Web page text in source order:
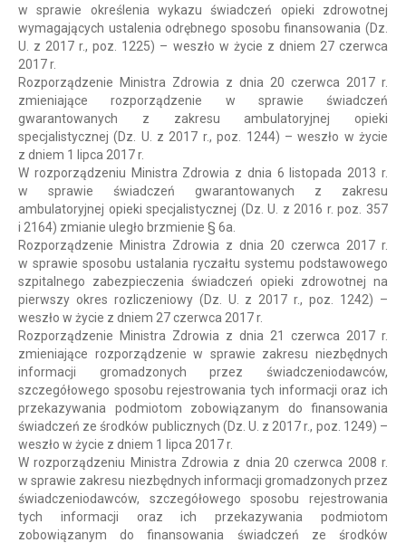
w sprawie określenia wykazu świadczeń opieki zdrowotnej
wymagających ustalenia odrębnego sposobu finansowania (Dz.
U. z 2017 r., poz. 1225) – weszło w życie z dniem 27 czerwca
2017 r.
Rozporządzenie Ministra Zdrowia z dnia 20 czerwca 2017 r.
zmieniające rozporządzenie w sprawie świadczeń
gwarantowanych z zakresu ambulatoryjnej opieki
specjalistycznej (Dz. U. z 2017 r., poz. 1244) – weszło w życie
z dniem 1 lipca 2017 r.
W rozporządzeniu Ministra Zdrowia z dnia 6 listopada 2013 r.
w sprawie świadczeń gwarantowanych z zakresu
ambulatoryjnej opieki specjalistycznej (Dz. U. z 2016 r. poz. 357
i 2164) zmianie uległo brzmienie § 6a.
Rozporządzenie Ministra Zdrowia z dnia 20 czerwca 2017 r.
w sprawie sposobu ustalania ryczałtu systemu podstawowego
szpitalnego zabezpieczenia świadczeń opieki zdrowotnej na
pierwszy okres rozliczeniowy (Dz. U. z 2017 r., poz. 1242) –
weszło w życie z dniem 27 czerwca 2017 r.
Rozporządzenie Ministra Zdrowia z dnia 21 czerwca 2017 r.
zmieniające rozporządzenie w sprawie zakresu niezbędnych
informacji gromadzonych przez świadczeniodawców,
szczegółowego sposobu rejestrowania tych informacji oraz ich
przekazywania podmiotom zobowiązanym do finansowania
świadczeń ze środków publicznych (Dz. U. z 2017 r., poz. 1249) –
weszło w życie z dniem 1 lipca 2017 r.
W rozporządzeniu Ministra Zdrowia z dnia 20 czerwca 2008 r.
w sprawie zakresu niezbędnych informacji gromadzonych przez
świadczeniodawców, szczegółowego sposobu rejestrowania
tych informacji oraz ich przekazywania podmiotom
zobowiązanym do finansowania świadczeń ze środków